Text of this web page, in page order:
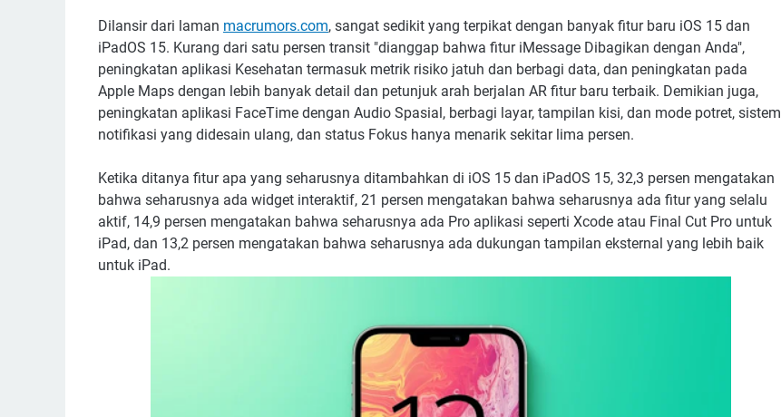
Dilansir dari laman macrumors.com, sangat sedikit yang terpikat dengan banyak fitur baru iOS 15 dan
iPadOS 15. Kurang dari satu persen transit "dianggap bahwa fitur iMessage Dibagikan dengan Anda",
peningkatan aplikasi Kesehatan termasuk metrik risiko jatuh dan berbagi data, dan peningkatan pada
Apple Maps dengan lebih banyak detail dan petunjuk arah berjalan AR fitur baru terbaik. Demikian juga,
peningkatan aplikasi FaceTime dengan Audio Spasial, berbagi layar, tampilan kisi, dan mode potret, sistem
notifikasi yang didesain ulang, dan status Fokus hanya menarik sekitar lima persen.
Ketika ditanya fitur apa yang seharusnya ditambahkan di iOS 15 dan iPadOS 15, 32,3 persen mengatakan
bahwa seharusnya ada widget interaktif, 21 persen mengatakan bahwa seharusnya ada fitur yang selalu
aktif, 14,9 persen mengatakan bahwa seharusnya ada Pro aplikasi seperti Xcode atau Final Cut Pro untuk
iPad, dan 13,2 persen mengatakan bahwa seharusnya ada dukungan tampilan eksternal yang lebih baik
untuk iPad.